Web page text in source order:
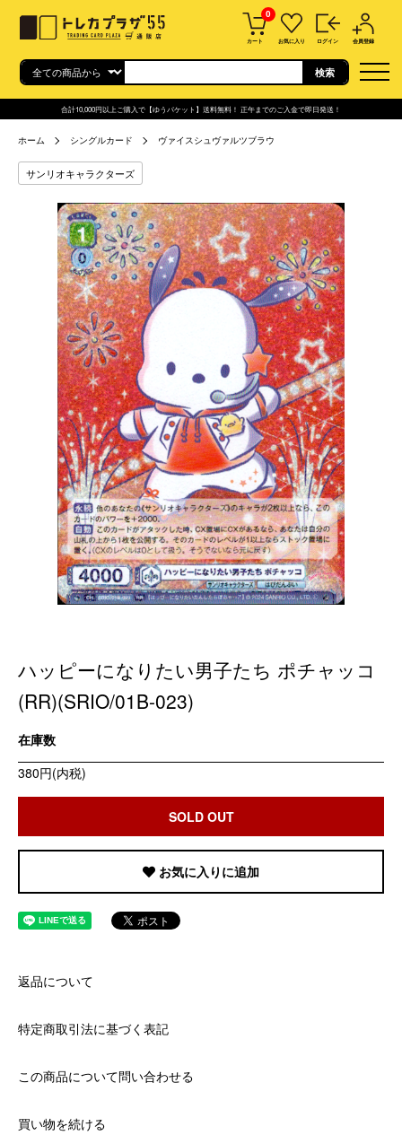
0
カート お気に入り ログイン 会員登録
合計10,000円以上ご購入で【ゆうパケット】送料無料！ 正午までのご入金で即日発送！
ホーム シングルカード ヴァイスシュヴァルツブラウ
サンリオキャラクターズ
ハッピーになりたい男子たち ポチャッコ
(RR)(SRIO/01B-023)
在庫数
380円(内税)
SOLD OUT
お気に入りに追加
返品について
特定商取引法に基づく表記
この商品について問い合わせる
買い物を続ける